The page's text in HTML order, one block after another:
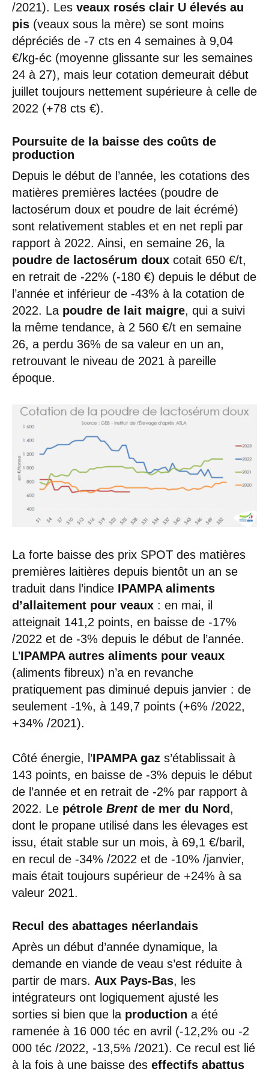
/2021). Les veaux rosés clair U élevés au
pis (veaux sous la mère) se sont moins
dépréciés de -7 cts en 4 semaines à 9,04
€/kg-éc (moyenne glissante sur les semaines
24 à 27), mais leur cotation demeurait début
juillet toujours nettement supérieure à celle de
2022 (+78 cts €).
Poursuite de la baisse des coûts de
production
Depuis le début de l’année, les cotations des
matières premières lactées (poudre de
lactosérum doux et poudre de lait écrémé)
sont relativement stables et en net repli par
rapport à 2022. Ainsi, en semaine 26, la
poudre de lactosérum doux cotait 650 €/t,
en retrait de -22% (-180 €) depuis le début de
l’année et inférieur de -43% à la cotation de
2022. La poudre de lait maigre, qui a suivi
la même tendance, à 2 560 €/t en semaine
26, a perdu 36% de sa valeur en un an,
retrouvant le niveau de 2021 à pareille
époque.
La forte baisse des prix SPOT des matières
premières laitières depuis bientôt un an se
traduit dans l’indice IPAMPA aliments
d’allaitement pour veaux : en mai, il
atteignait 141,2 points, en baisse de -17%
/2022 et de -3% depuis le début de l’année.
L’IPAMPA autres aliments pour veaux
(aliments fibreux) n’a en revanche
pratiquement pas diminué depuis janvier : de
seulement -1%, à 149,7 points (+6% /2022,
+34% /2021).
Côté énergie, l’IPAMPA gaz s’établissait à
143 points, en baisse de -3% depuis le début
de l’année et en retrait de -2% par rapport à
2022. Le pétrole Brent de mer du Nord ,
dont le propane utilisé dans les élevages est
issu, était stable sur un mois, à 69,1 €/baril,
en recul de -34% /2022 et de -10% /janvier,
mais était toujours supérieur de +24% à sa
valeur 2021.
Recul des abattages néerlandais
Après un début d’année dynamique, la
demande en viande de veau s’est réduite à
partir de mars. Aux Pays-Bas, les
intégrateurs ont logiquement ajusté les
sorties si bien que la production a été
ramenée à 16 000 téc en avril (-12,2% ou -2
000 téc /2022, -13,5% /2021). Ce recul est lié
à la fois à une baisse des effectifs abattus